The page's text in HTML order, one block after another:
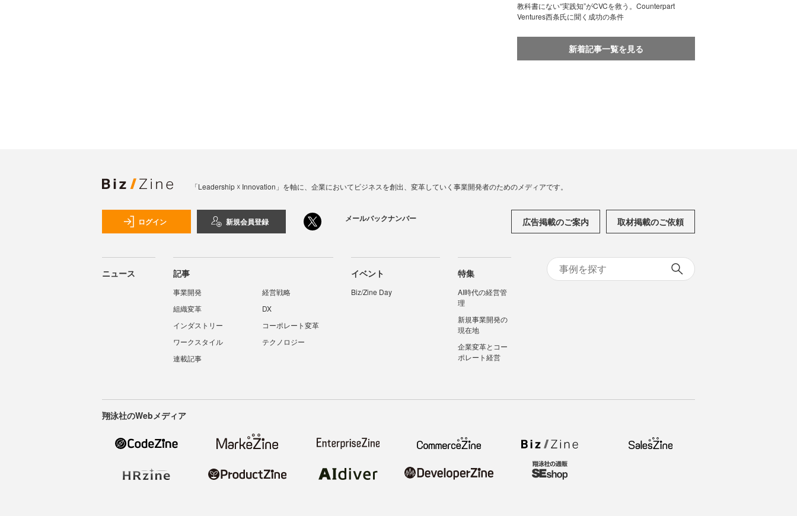
教科書にない“実践知”がCVCを救う。Counterpart
Ventures西条氏に聞く成功の条件
新着記事一覧を見る
「Leadership ☓ Innovation」を軸に、企業においてビジネスを創出、変革していく事業開発者のためのメディアです。
ログイン 新規会員登録 メールバックナンバー 広告掲載のご案内 取材掲載のご依頼
ニュース 記事
事業開発
経営戦略
組織変革
DX
インダストリー
コーポレート変革
ワークスタイル
テクノロジー
連載記事
イベント
Biz/Zine Day
特集
AI時代の経営管
理
新規事業開発の
現在地
企業変革とコー
ポレート経営
翔泳社のWebメディア